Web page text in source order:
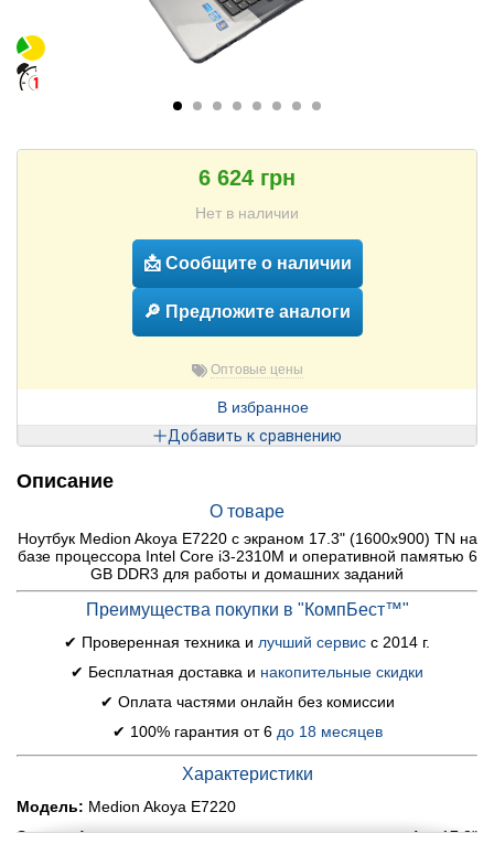
6 624 грн
Нет в наличии
📩 Сообщите о наличии
🔎 Предложите аналоги
Оптовые цены
В избранное
Добавить к сравнению
Описание
О товаре
Ноутбук Medion Akoya E7220 c экраном 17.3" (1600x900) TN на
базе процессора Intel Core i3-2310M и оперативной памятью 6
GB DDR3 для работы и домашних заданий
Преимущества покупки в "КомпБест™"
✔ Проверенная техника и лучший сервис с 2014 г.
✔ Бесплатная доставка и накопительные скидки
✔ Оплата частями онлайн без комиссии
✔ 100% гарантия от 6 до 18 месяцев
Характеристики
Модель: Medion Akoya E7220
Экран (диагональ, разрешение, тип матрицы):17.3"